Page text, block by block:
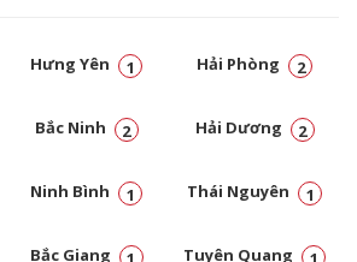
Hưng Yên 1 Hải Phòng 2
Bắc Ninh 2 Hải Dương 2
Ninh Bình 1 Thái Nguyên 1
Bắc Giang Tuyên Quang